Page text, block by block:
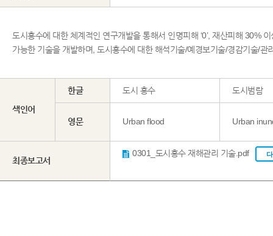
도시홍수에 대한 체계적인 연구개발을 통해서 인명피해 ‘0’, 재산피해 30%
가능한 기술을 개발하며, 도시홍수에 대한 해석기술/예경보기술/경감기술/
색인어
한글 도시 홍수 도시범람
영문 Urban flood Urban
최종보고서